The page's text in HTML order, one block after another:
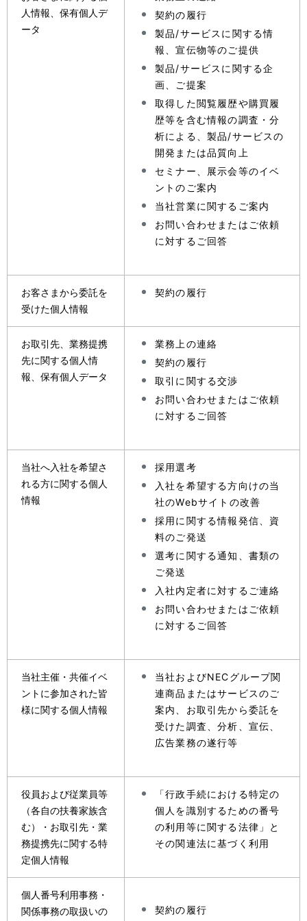
人情報、保有個人デ
ータ
契約の履行
製品/サービスに関する情
報、宣伝物等のご提供
製品/サービスに関する企
画、ご提案
取得した閲覧履歴や購買履
歴等を含む情報の調査・分
析による、製品/サービスの
開発または品質向上
セミナー、展示会等のイベ
ントのご案内
当社営業に関するご案内
お問い合わせまたはご依頼
に対するご回答
お客さまから委託を
受けた個人情報
契約の履行
お取引先、業務提携
先に関する個人情
報、保有個人データ
業務上の連絡
契約の履行
取引に関する交渉
お問い合わせまたはご依頼
に対するご回答
当社へ入社を希望さ
れる方に関する個人
情報
採用選考
入社を希望する方向けの当
社のWebサイトの改善
採用に関する情報発信、資
料のご発送
選考に関する通知、書類の
ご発送
入社内定者に対するご連絡
お問い合わせまたはご依頼
に対するご回答
当社主催・共催イベ
ントに参加された皆
様に関する個人情報
当社およびNECグループ関
連商品またはサービスのご
案内、お取引先から委託を
受けた調査、分析、宣伝、
広告業務の遂行等
役員および従業員等
（各自の扶養家族含
む）・お取引先・業
務提携先に関する特
定個人情報
「行政手続における特定の
個人を識別するための番号
の利用等に関する法律」と
その関連法に基づく利用
個人番号利用事務・
関係事務の取扱いの
契約の履行